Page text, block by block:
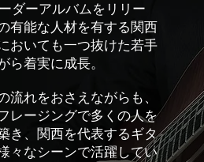
ダーアルバムをリリー
有能な人材を有する関西
おいても一つ抜けた若手
ら着実に成長。
流れをおさえながらも、
レージングで多くの人を
き、関西を代表するギタ
々なシーンで活躍してい